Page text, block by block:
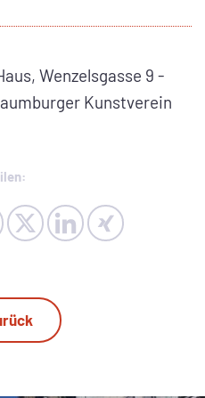
Wenzelsgasse 9 -
Kunstverein